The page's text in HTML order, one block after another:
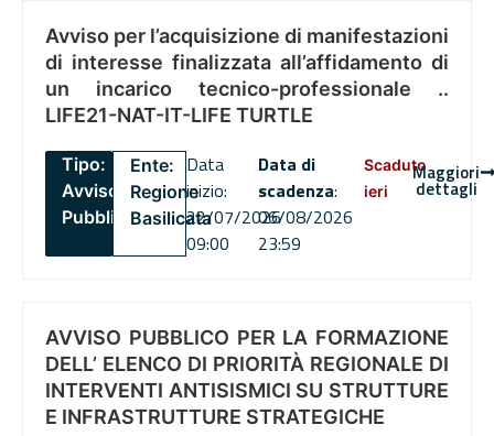
Avviso per l’acquisizione di manifestazioni
di interesse finalizzata all’affidamento di
un incarico tecnico-professionale ..
LIFE21-NAT-IT-LIFE TURTLE
Tipo:
Avviso
Pubblico
Ente:
Regione
Basilicata
Data
inizio:
22/07/2026
09:00
Data di
scadenza:
06/08/2026
23:59
Scaduto
ieri
Maggiori
dettagli
AVVISO PUBBLICO PER LA FORMAZIONE
DELL’ ELENCO DI PRIORITÀ REGIONALE DI
INTERVENTI ANTISISMICI SU STRUTTURE
E INFRASTRUTTURE STRATEGICHE